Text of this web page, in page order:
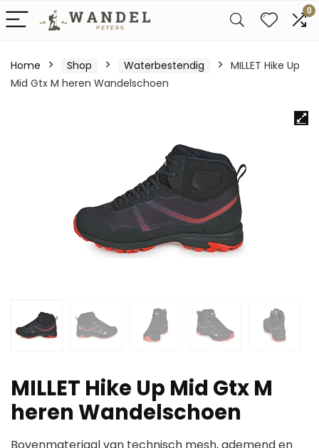
0
Home Shop Waterbestendig
MILLET Hike Up
Mid Gtx M heren Wandelschoen
MILLET Hike Up Mid Gtx M
heren Wandelschoen